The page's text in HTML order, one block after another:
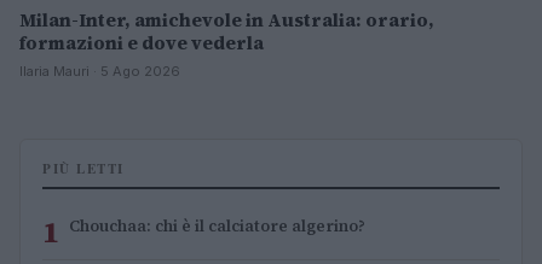
Milan-Inter, amichevole in Australia: orario,
formazioni e dove vederla
Ilaria Mauri · 5 Ago 2026
PIÙ LETTI
1 Chouchaa: chi è il calciatore algerino?